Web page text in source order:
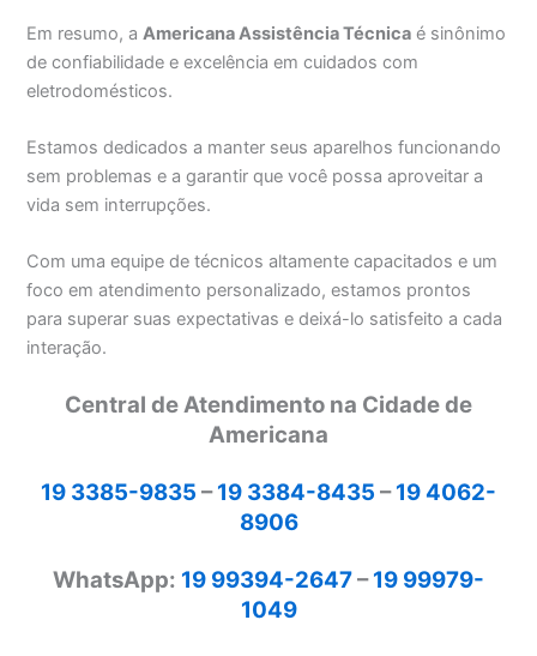
Em resumo, aAmericana Assistência Técnica é sinônimo
de confiabilidade e excelência em cuidados com
eletrodomésticos.
Estamos dedicados a manter seus aparelhos funcionando
sem problemas e a garantir que você possa aproveitar a
vida sem interrupções.
Com uma equipe de técnicos altamente capacitados e um
foco em atendimento personalizado, estamos prontos
para superar suas expectativas e deixá-lo satisfeito a cada
interação.
Central de Atendimento na Cidade de
Americana
19 3385-9835 –19 3384-8435 –19 4062-
8906
WhatsApp: 19 99394-2647–19 99979-
1049